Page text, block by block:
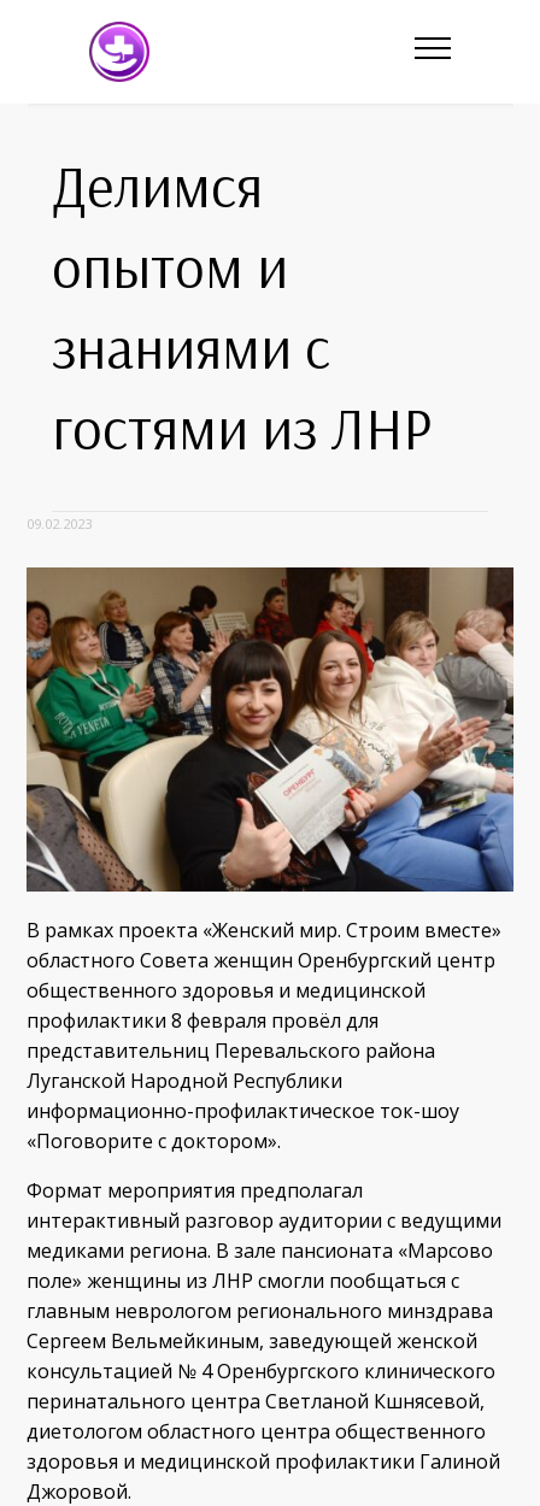
Делимся
опытом и
знаниями с
гостями из ЛНР
09.02.2023
В рамках проекта «Женский мир. Строим вместе»
областного Совета женщин Оренбургский центр
общественного здоровья и медицинской
профилактики 8 февраля провёл для
представительниц Перевальского района
Луганской Народной Республики
информационно-профилактическое ток-шоу
«Поговорите с доктором».
Формат мероприятия предполагал
интерактивный разговор аудитории с ведущими
медиками региона. В зале пансионата «Марсово
поле» женщины из ЛНР смогли пообщаться с
главным неврологом регионального минздрава
Сергеем Вельмейкиным, заведующей женской
консультацией № 4 Оренбургского клинического
перинатального центра Светланой Кшнясевой,
диетологом областного центра общественного
здоровья и медицинской профилактики Галиной
Джоровой.